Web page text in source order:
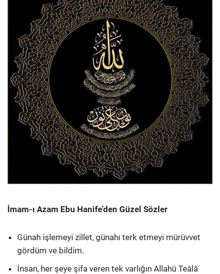
İmam-ı Azam Ebu Hanife’den Güzel Sözler
Günah işlemeyi zillet, günahı terk etmeyi mürüvvet
gördüm ve bildim.
İnsan, her şeye şifa veren tek varlığın Allahü Teâlâ